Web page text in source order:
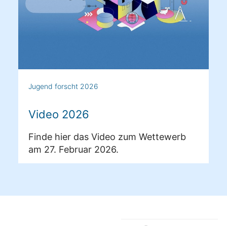
Jugend forscht 2026
Video 2026
Finde hier das Video zum Wettewerb
am 27. Februar 2026.